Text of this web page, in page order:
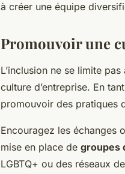
à créer une équipe
Promouvoir une
L’inclusion ne se limite
culture d’entreprise. En
promouvoir des pratiques
Encouragez les échanges
mise en place de groupes
LGBTQ+ ou des réseaux